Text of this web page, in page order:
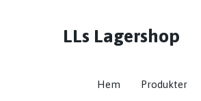
LLs Lagershop
Hem Produkter